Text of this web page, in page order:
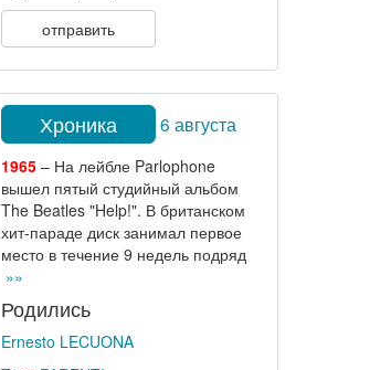
отправить
Хроника 6 августа
1965– На лейбле Parlophone
вышел пятый студийный альбом
The Beatles "Help!". В британском
хит-параде диск занимал первое
место в течение 9 недель подряд
»»
Родились
Ernesto LECUONA